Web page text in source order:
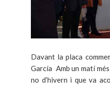
Davant la placa
García Amb un matí
no d’hivern i que va